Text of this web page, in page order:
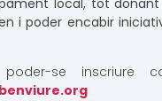
local, tot donant
i poder encabir
se inscriure